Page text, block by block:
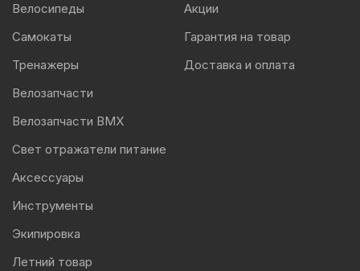
Велосипеды
Самокаты
Тренажеры
Велозапчасти
Велозапчасти BMX
Свет отражатели питание
Аксессуары
Инструменты
Экипировка
Летний товар
Акции
Гарантия на товар
Доставка и оплата